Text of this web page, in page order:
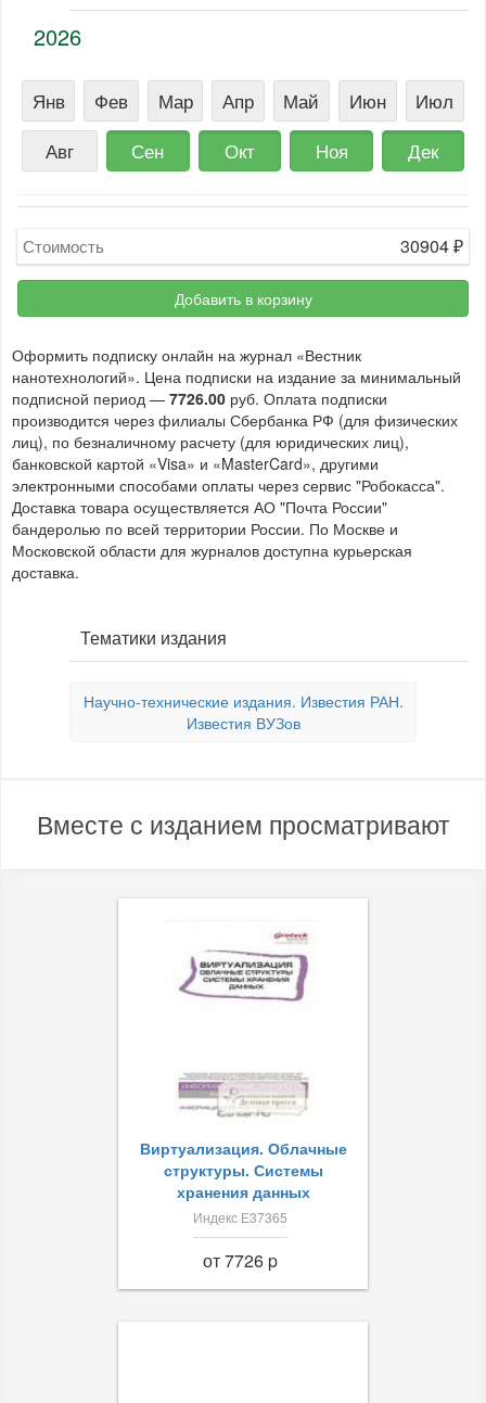
2026
Янв Фев Мар Апр Май Июн
Июл
Авг
Сен Окт Ноя Дек
Стоимость 30904₽
Добавить в корзину
Оформить подписку онлайн на журнал «Вестник
нанотехнологий». Цена подписки на издание за минимальный
подписной период — 7726.00 руб. Оплата подписки
производится через филиалы Сбербанка РФ (для физических
лиц), по безналичному расчету (для юридических лиц),
банковской картой «Visa» и «MasterCard», другими
электронными способами оплаты через сервис "Робокасса".
Доставка товара осуществляется АО "Почта России"
бандеролью по всей территории России. По Москве и
Московской области для журналов доступна курьерская
доставка.
Тематики издания
Научно-технические издания. Известия РАН.
Известия ВУЗов
Вместе с изданием просматривают
Виртуализация. Облачные
структуры. Системы
хранения данных
Индекс Е37365
от 7726 p